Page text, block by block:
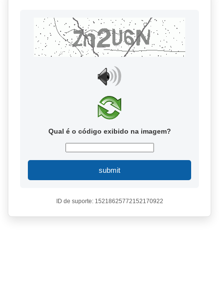
Qual é o código exibido na imagem?
submit
ID de suporte: 15218625772152170922